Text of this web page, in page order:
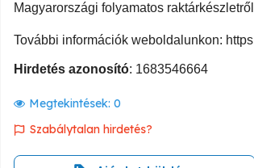
Magyarországi folyamatos
További információk weboldalunkon:
Hirdetés azonosító: 1683546664
Megtekintések: 0
Szabálytalan hirdetés?